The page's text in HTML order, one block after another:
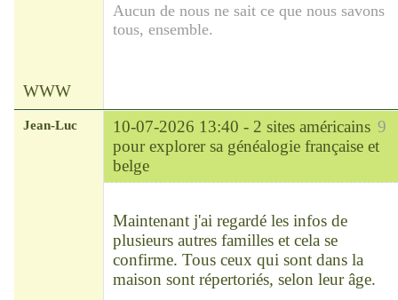
Aucun de nous ne sait ce que nous savons
tous, ensemble.
WWW
9
Jean-Luc 10-07-2026 13:40 - 2 sites américains
pour explorer sa généalogie française et
belge
Maintenant j'ai regardé les infos de
plusieurs autres familles et cela se
confirme. Tous ceux qui sont dans la
maison sont répertoriés, selon leur âge.